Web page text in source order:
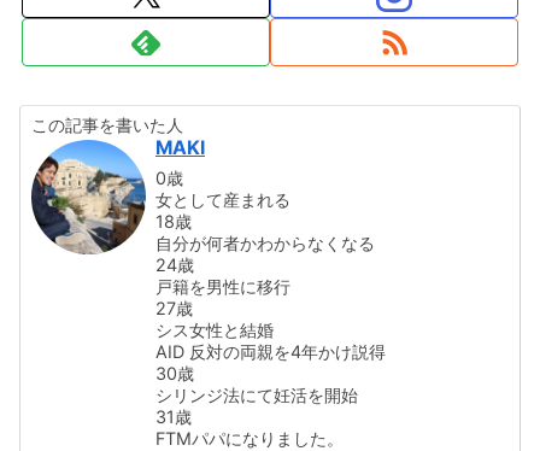
この記事を書いた人
MAKI
0歳
女として産まれる
18歳
自分が何者かわからなくなる
24歳
戸籍を男性に移行
27歳
シス女性と結婚
AID 反対の両親を4年かけ説得
30歳
シリンジ法にて妊活を開始
31歳
FTMパパになりました。